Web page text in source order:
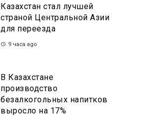
Казахстан стал лучшей
страной Центральной Азии
для переезда
9 часа ago
В Казахстане
производство
безалкогольных напитков
выросло на 17%